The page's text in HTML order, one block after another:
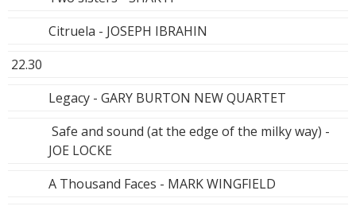
Citruela - JOSEPH IBRAHIN
22.30
Legacy - GARY BURTON NEW QUARTET
Safe and sound (at the edge of the milky way) -
JOE LOCKE
A Thousand Faces - MARK WINGFIELD